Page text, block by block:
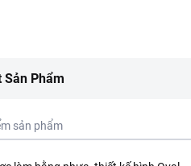
Sản Phẩm
sản phẩm